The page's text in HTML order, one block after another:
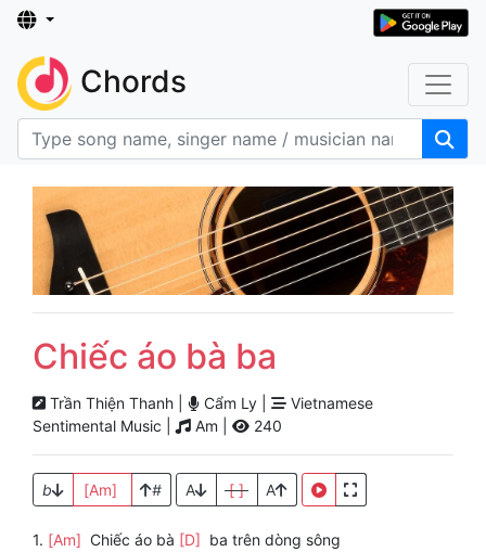
Chords
Chiếc áo bà ba
Trần Thiện Thanh | Cẩm Ly |
Vietnamese
Sentimental Music |
Am | 240
b [Am] # A [ ] A
1. [Am] Chiếc áo bà [D] ba trên dòng sông